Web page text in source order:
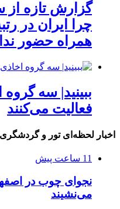
گزارش تازه
چرا ایران در
همراه حضور
ببینید| سه گروه
فعالیت می‌کنند
اخبار لحظه‌ای تور و گردشگری
11 ساعت پیش
نجوای چوب در
می‌نشیند